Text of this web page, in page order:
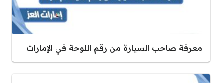
معرفة صاحب السيارة من رقم اللوحة في الإمارات